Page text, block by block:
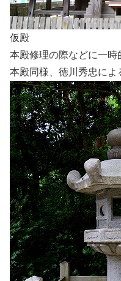
仮殿
本殿修理の際などに一時
本殿同様、徳川秀忠によ